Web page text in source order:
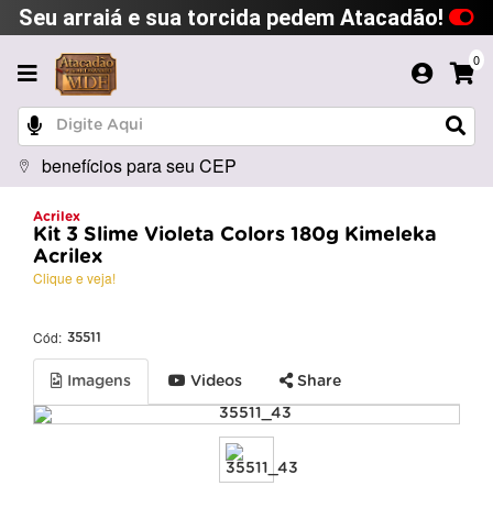
Seu arraiá e sua torcida pedem Atacadão!
0
benefícios para seu CEP
Acrilex
Kit 3 Slime Violeta Colors 180g Kimeleka
Acrilex
Clique e veja!
Cód: 35511
Imagens Videos Share